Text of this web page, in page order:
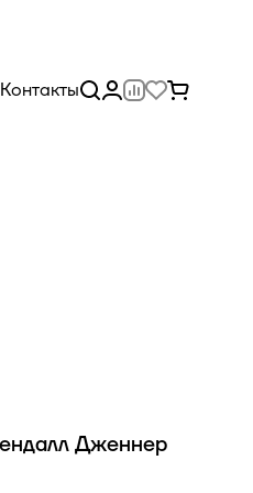
Контакты
Дженнер